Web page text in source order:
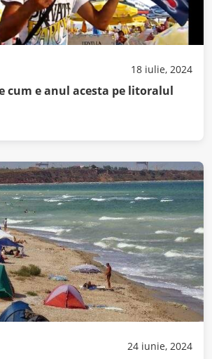
18 iulie, 2024
cum e anul acesta pe litoralul
24 iunie, 2024